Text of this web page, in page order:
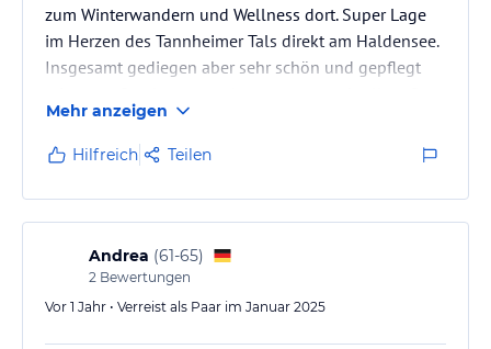
zum Winterwandern und Wellness dort. Super Lage
im Herzen des Tannheimer Tals direkt am Haldensee.
Insgesamt gediegen aber sehr schön und gepflegt
Bereich.
Mehr anzeigen
Hilfreich Teilen
Andrea (61-65)
2 Bewertungen
Vor 1 Jahr • Verreist als Paar im Januar 2025